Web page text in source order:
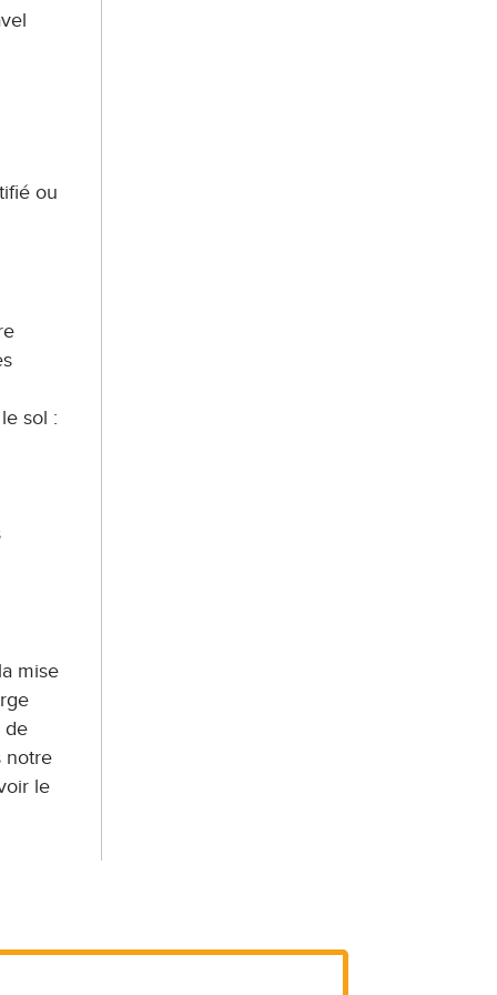
ou
sol :
mise
de
notre
le